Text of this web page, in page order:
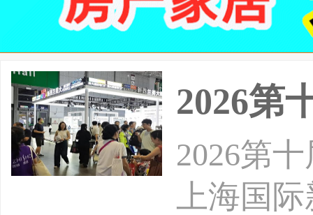
2026第
2026第
上海国